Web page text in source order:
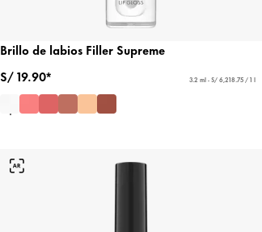
Brillo de labios Filler Supreme
S/ 19.90*
3.2 ml - S/ 6,218.75 / 1 l